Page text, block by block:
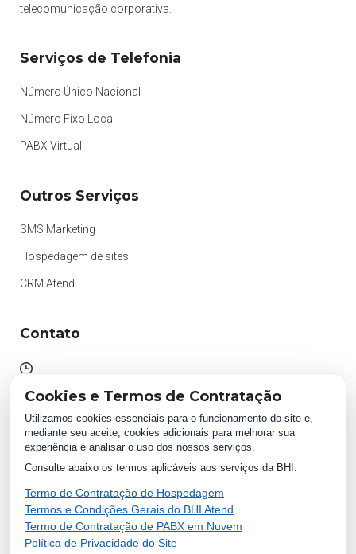
telecomunicação corporativa.
Serviços de Telefonia
Número Único Nacional
Número Fixo Local
PABX Virtual
Outros Serviços
SMS Marketing
Hospedagem de sites
CRM Atend
Contato
Segunda à Sexta.
WhatsApp:
(87) 2018 1234
0800 511 1234
Cookies e Termos de Contratação
Utilizamos cookies essenciais para o funcionamento do site e,
mediante seu aceite, cookies adicionais para melhorar sua
experiência e analisar o uso dos nossos serviços.
Consulte abaixo os termos aplicáveis aos serviços da BHI.
Termo de Contratação de Hospedagem
Termos e Condições Gerais do BHI Atend
Termo de Contratação de PABX em Nuvem
Política de Privacidade do Site